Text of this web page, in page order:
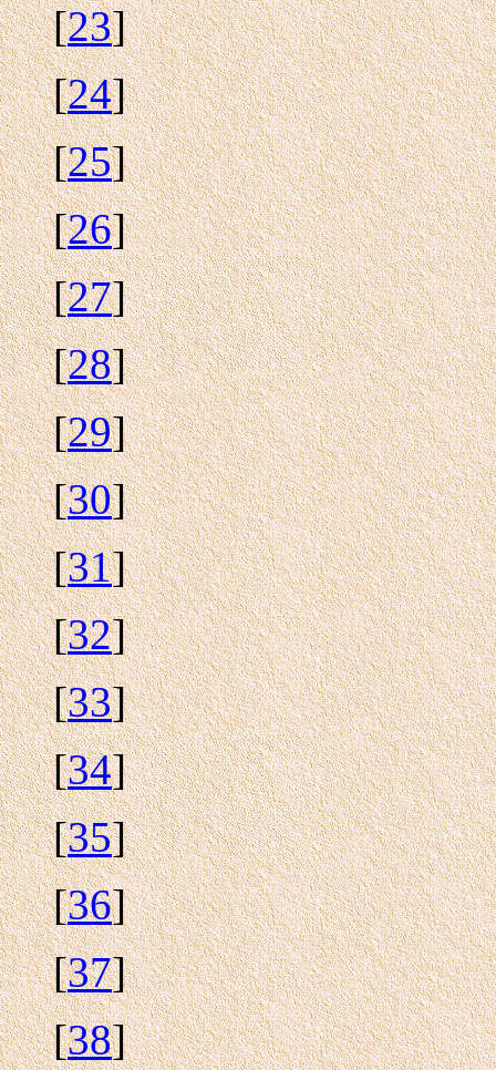
[23]
[24]
[25]
[26]
[27]
[28]
[29]
[30]
[31]
[32]
[33]
[34]
[35]
[36]
[37]
[38]